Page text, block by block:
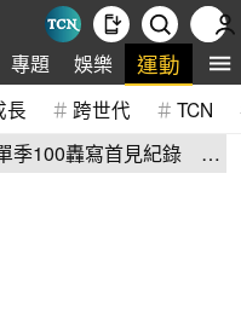
專題 娛樂 運動 全
長 跨世代 TCN
季100轟寫首見紀錄 這